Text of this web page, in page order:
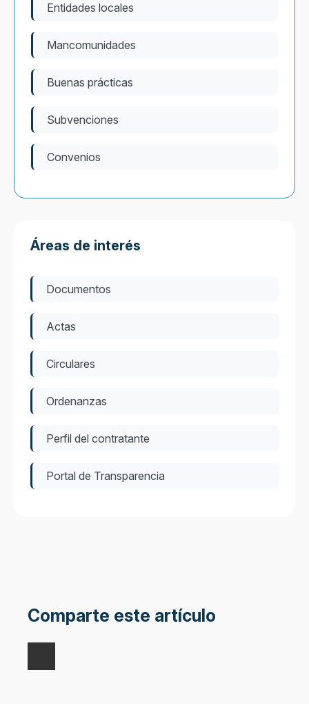
Entidades locales
Mancomunidades
Buenas prácticas
Subvenciones
Convenios
Áreas de interés
Documentos
Actas
Circulares
Ordenanzas
Perfil del contratante
Portal de Transparencia
Comparte este artículo